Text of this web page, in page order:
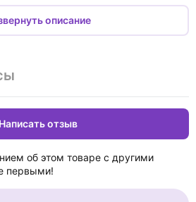
"Таинственный остров". Роман
в среднем и старшем школьном
описание
Написать отзыв
об этом товаре с другими
первыми!